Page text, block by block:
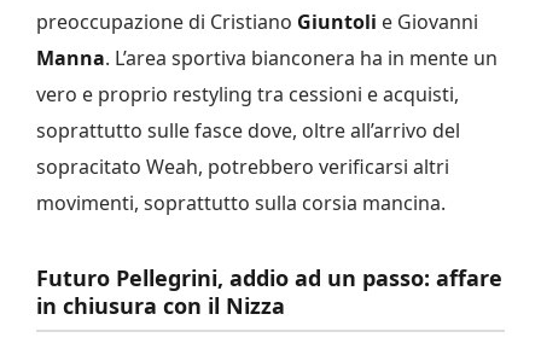
preoccupazione di Cristiano Giuntoli e Giovanni
Manna. L’area sportiva bianconera ha in mente un
vero e proprio restyling tra cessioni e acquisti,
soprattutto sulle fasce dove, oltre all’arrivo del
sopracitato Weah, potrebbero verificarsi altri
movimenti, soprattutto sulla corsia mancina.
Futuro Pellegrini, addio ad un passo: affare
in chiusura con il Nizza